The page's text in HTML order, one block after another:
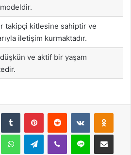
takipçi kitlesine sahiptir ve
iletişim kurmaktadır.
ve aktif bir yaşam
Tumblr PinterestReddit VKontakte
WhatsAppTelegramViber Line E-Posta ile